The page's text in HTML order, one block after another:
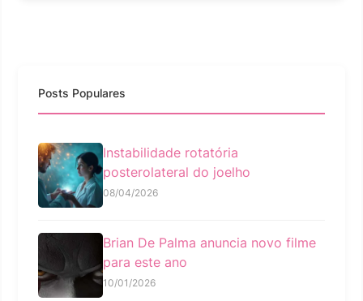
Posts Populares
Instabilidade rotatória
posterolateral do joelho
08/04/2026
Brian De Palma anuncia novo filme
para este ano
10/01/2026